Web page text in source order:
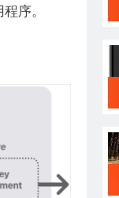
序。